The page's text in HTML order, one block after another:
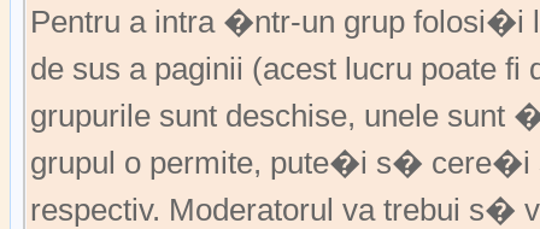
Pentru a intra �ntr-un grup folosi�i
de sus a paginii (acest lucru poate
grupurile sunt deschise, unele
grupul o permite, pute�i s�
respectiv. Moderatorul va trebui